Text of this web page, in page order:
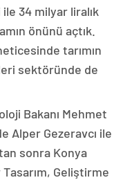
34 milyar liralık
önünü açtık.
tarımın
sektöründe de
Bakanı Mehmet
Alper Gezeravcı ile
sonra Konya
Tasarım, Geliştirme